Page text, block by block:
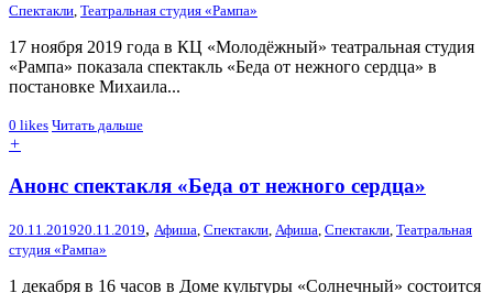
Спектакли Театральная студия «Рампа»
17 ноября 2019 года в КЦ «Молодёжный» театральная студия
«Рампа» показала спектакль «Беда от нежного сердца» в
постановке Михаила...
0 likes Читать дальше
+
Анонс спектакля «Беда от нежного сердца»
20.11.201920.11.2019, Афиша, Спектакли, Афиша, Спектакли, Театральная
студия «Рампа»
1 декабря в 16 часов в Доме культуры «Солнечный» состоится